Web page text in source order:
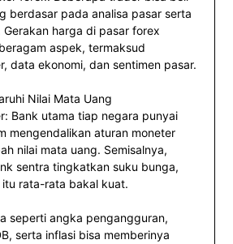
berdasar pada analisa pasar serta
Gerakan harga di pasar forex
aspek, termaksud
data ekonomi, dan sentimen pasar.
Nilai Mata Uang
Bank utama tiap negara punyai
mengendalikan aturan moneter
nilai mata uang. Semisalnya,
sentra tingkatkan suku bunga,
rata-rata bakal kuat.
seperti angka pengangguran,
serta inflasi bisa memberinya